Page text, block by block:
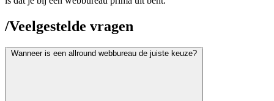
/Veelgestelde vragen
Wanneer is een allround webbureau de juiste keuze?